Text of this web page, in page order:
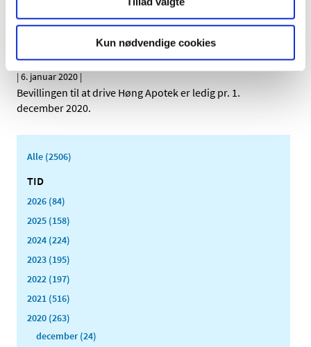
Kun nødvendige cookies
Bevillingen til at drive Odense Dalum Apotek er ledig pr. 1.
november 2020.
Ledig bevilling til Høng Apotek
| 6. januar 2020 |
Bevillingen til at drive Høng Apotek er ledig pr. 1.
december 2020.
Alle (2506)
TID
2026 (84)
2025 (158)
2024 (224)
2023 (195)
2022 (197)
2021 (516)
2020 (263)
december (24)